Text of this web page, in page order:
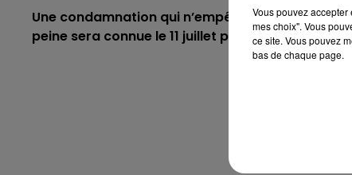
Une condamnation qui n’empêchera pas
peine sera connue le 11 juillet prochain.
Vous pouvez
mes choix". Vous
ce site. Vous pouvez
bas de chaque page.